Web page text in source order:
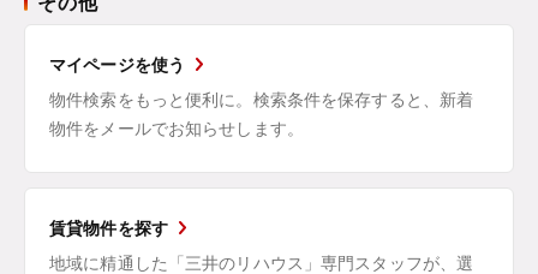
マイページを使う
物件検索をもっと便利に。検索条件を保存すると、新着
物件をメールでお知らせします。
賃貸物件を探す
地域に精通した「三井のリハウス」専門スタッフが、選